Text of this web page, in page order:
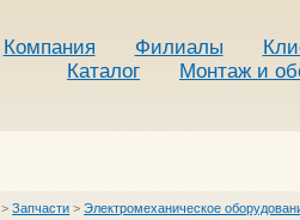
Компания Филиалы
Каталог
Монтаж и
>Запчасти >Электромеханическое